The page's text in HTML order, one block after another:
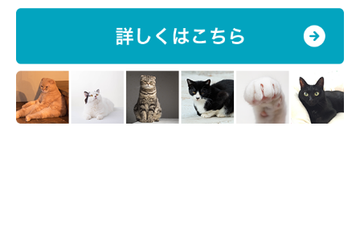
文／こさきはな
※写真はスマホアプリ「いぬ・ねこのきもち」で投稿されたもの
です。
※記事と写真に関連性はありませんので予めご了承ください。